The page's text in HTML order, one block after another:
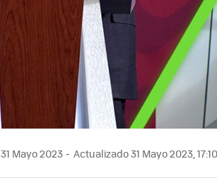
31 Mayo 2023 Actualizado 31 Mayo 2023, 17:10